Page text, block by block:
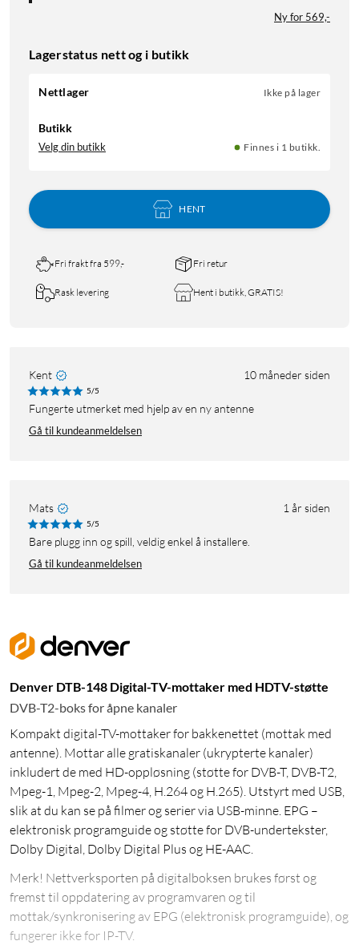
Ny for 569,-
Lagerstatus nett og i butikk
Nettlager Ikke på lager
Butikk
Velg din butikk Finnes i 1 butikk.
HENT
Fri frakt fra 599,- Fri retur
Rask levering Hent i butikk, GRATIS!
Kent 10 måneder siden
5/5
Fungerte utmerket med hjelp av en ny antenne
Gå til kundeanmeldelsen
Mats 1 år siden
5/5
Bare plugg inn og spill, veldig enkel å installere.
Gå til kundeanmeldelsen
Denver DTB-148 Digital-TV-mottaker med HDTV-støtte
DVB-T2-boks for åpne kanaler
Kompakt digital-TV-mottaker for bakkenettet (mottak med
antenne). Mottar alle gratiskanaler (ukrypterte kanaler)
inkludert de med HD-oppløsning (støtte for DVB-T, DVB-T2,
Mpeg-1, Mpeg-2, Mpeg-4, H.264 og H.265). Utstyrt med USB,
slik at du kan se på filmer og serier via USB-minne. EPG –
elektronisk programguide og støtte for DVB-undertekster,
Dolby Digital, Dolby Digital Plus og HE-AAC.
Merk! Nettverksporten på digitalboksen brukes først og
fremst til oppdatering av programvaren og til
mottak/synkronisering av EPG (elektronisk programguide), og
fungerer ikke for IP-TV.